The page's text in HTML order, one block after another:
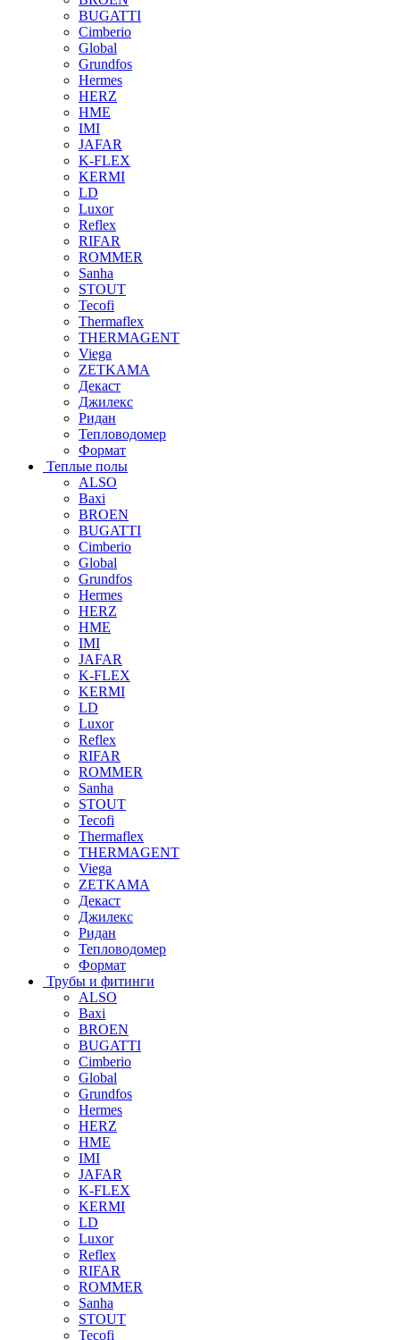
BUGATTI
Cimberio
Global
Grundfos
Hermes
HERZ
HME
IMI
JAFAR
K-FLEX
KERMI
LD
Luxor
Reflex
RIFAR
ROMMER
Sanha
STOUT
Tecofi
Thermaflex
THERMAGENT
Viega
ZETKAMA
Декаст
Джилекс
Ридан
Тепловодомер
Формат
Теплые полы
ALSO
Baxi
BROEN
BUGATTI
Cimberio
Global
Grundfos
Hermes
HERZ
HME
IMI
JAFAR
K-FLEX
KERMI
LD
Luxor
Reflex
RIFAR
ROMMER
Sanha
STOUT
Tecofi
Thermaflex
THERMAGENT
Viega
ZETKAMA
Декаст
Джилекс
Ридан
Тепловодомер
Формат
Трубы и фитинги
ALSO
Baxi
BROEN
BUGATTI
Cimberio
Global
Grundfos
Hermes
HERZ
HME
IMI
JAFAR
K-FLEX
KERMI
LD
Luxor
Reflex
RIFAR
ROMMER
Sanha
STOUT
Tecofi